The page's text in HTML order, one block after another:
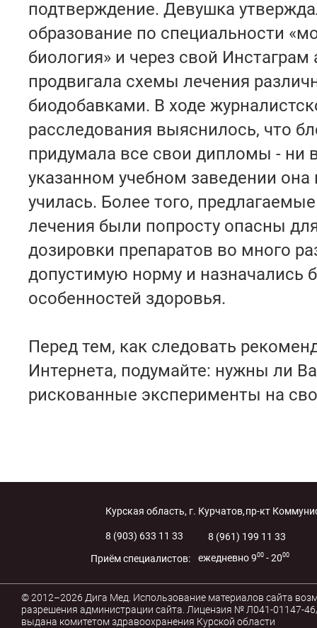
подтверждение. Девушка
образование по специальности
биология» и через свой Инстаграм
продвигала схемы лечения
биодобавками. В ходе
расследования выяснилось, что
придумала все свои дипломы - ни
указанном учебном заведении она
училась. Более того,
лечения были попросту опасны
дозировки препаратов во много
допустимую норму и назначались
особенностей здоровья.
Перед тем, как следовать
Интернета, подумайте: нужны ли
рискованные эксперименты на
Курская область, г. Курчатов,пр-кт
8 (903) 633 11 33
8 (961) 199 11 33
Приём специалистов:
ежедневно 900 - 2000
© 2012–2026 Дига Мед. Использование материалов сайта
разрешения администрации сайта. Лицензия № Л041-01147-
выдана комитетом здравоохранения Курской области